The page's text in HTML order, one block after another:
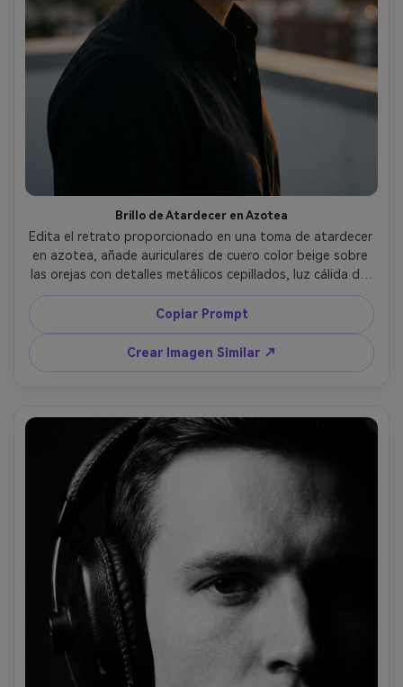
Brillo de Atardecer en Azotea
Edita el retrato proporcionado en una toma de atardecer
en azotea, añade auriculares de cuero color beige sobre
las orejas con detalles metálicos cepillados, luz cálida del
sol poniente en el borde, bokeh de skyline urbano, viento
suave en el cabello, tomada con Canon R5 85mm f/1.2,
encuadre de cintura arriba, textura de piel ultra realista,
mood editorial premium --ar 4:5
Copiar Prompt
Crear Imagen Similar ↗